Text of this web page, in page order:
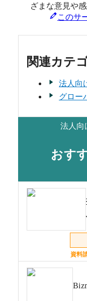
ざまな意見や
このサ
関連カテ
法人向
グロー
法人向
おす
資料